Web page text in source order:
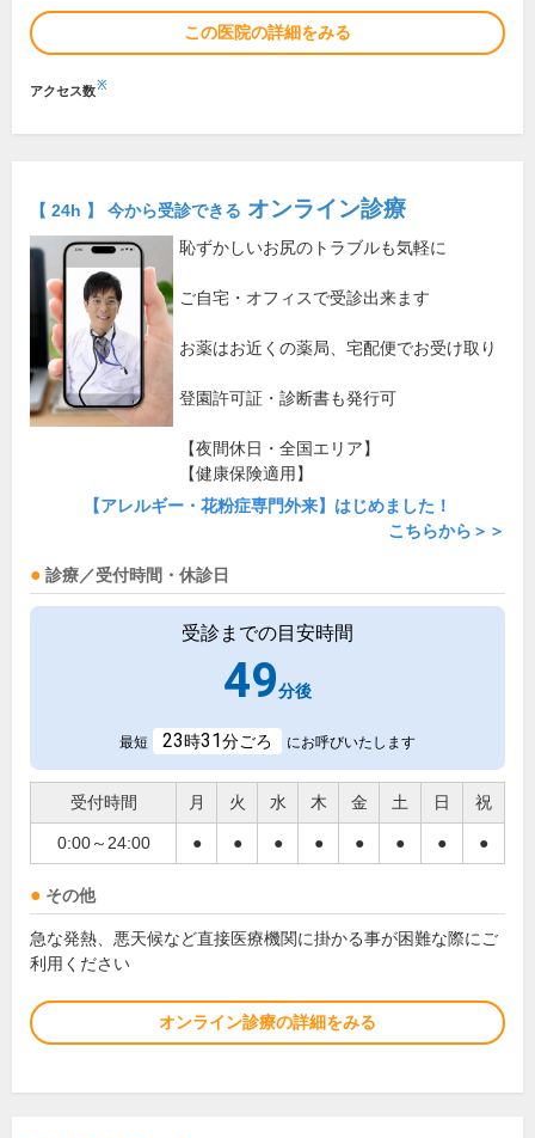
この医院の詳細をみる
アクセス数※
【 24h 】 今から受診できる オンライン診療
恥ずかしいお尻のトラブルも気軽に
ご自宅・オフィスで受診出来ます
お薬はお近くの薬局、宅配便でお受け取り
登園許可証・診断書も発行可
【夜間休日・全国エリア】
【健康保険適用】
【アレルギー・花粉症専門外来】はじめました！
こちらから＞＞
診療／受付時間・休診日
受診までの目安時間
49分後
最短 23時31分ごろ にお呼びいたします
受付時間 月 火 水 木 金 土 日 祝
0:00～24:00 ● ● ● ● ● ● ● ●
その他
急な発熱、悪天候など直接医療機関に掛かる事が困難な際にご
利用ください
オンライン診療の詳細をみる